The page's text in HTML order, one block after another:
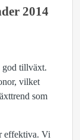
2014
god tillväxt.
vilket
som
effektiva. Vi